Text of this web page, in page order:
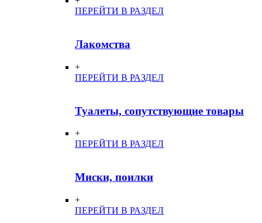
ПЕРЕЙТИ В РАЗДЕЛ
Лакомства
+
ПЕРЕЙТИ В РАЗДЕЛ
Туалеты, сопутствующие товары
+
ПЕРЕЙТИ В РАЗДЕЛ
Миски, поилки
+
ПЕРЕЙТИ В РАЗДЕЛ